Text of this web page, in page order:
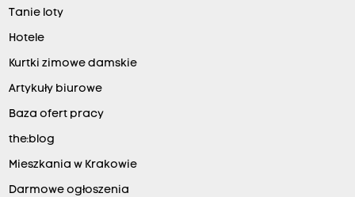
Tanie loty
Hotele
Kurtki zimowe damskie
Artykuły biurowe
Baza ofert pracy
the:blog
Mieszkania w Krakowie
Darmowe ogłoszenia